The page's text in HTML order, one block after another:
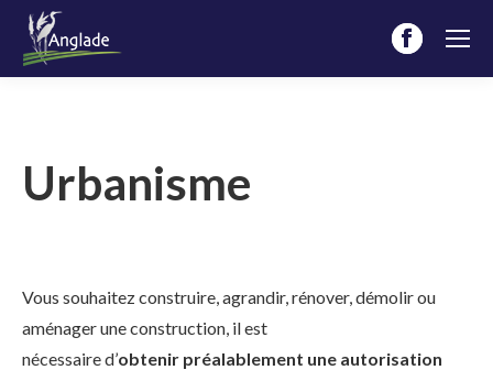
Facebook
page
Urbanisme
Vous souhaitez construire, agrandir, rénover, démolir ou
aménager une construction, il est
nécessaire d’obtenir préalablement une autorisation